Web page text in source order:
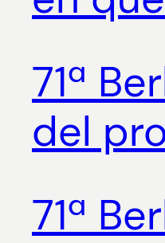
71ª
del
71ª